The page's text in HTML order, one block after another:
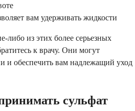
вам удерживать жидкости
либо из этих более серьезных
к врачу. Они могут
и обеспечить вам надлежащий уход
сульфат